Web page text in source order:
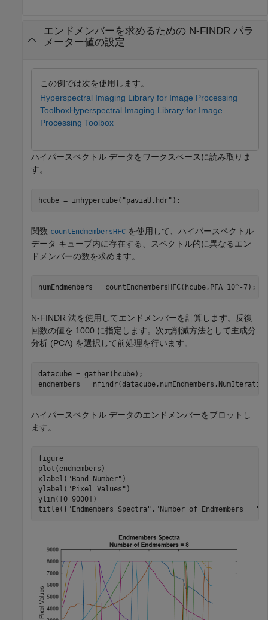
エンドメンバーを求めるための N-FINDR パラ
メーター値の設定
この例では次を使用します。
Hyperspectral Imaging Library for Image Processing
ToolboxHyperspectral Imaging Library for Image
Processing Toolbox
ハイパースペクトル データをワークスペースに読み取りま
す。
hcube = imhypercube( "paviaU.hdr" );
関数 countEndmembersHFC を使用して、ハイパースペクトル
データ キューブ内に存在する、スペクトル的に異なるエン
ドメンバーの数を求めます。
numEndmembers = countEndmembersHFC(hcube,PFA=10^-7);
N-FINDR 法を使用してエンドメンバーを計算します。反復
回数の値を 1000 に指定します。次元削減方法として主成分
分析 (PCA) を選択して前処理を行います。
datacube = gather(hcube);
endmembers =
ハイパースペクトル データのエンドメンバーをプロットし
ます。
figure
plot(endmembers)
xlabel( "Band Number" )
ylabel( "Pixel Values" )
ylim([0 9000])
title({ "Endmembers Spectra" , "Number of Endmembers = "